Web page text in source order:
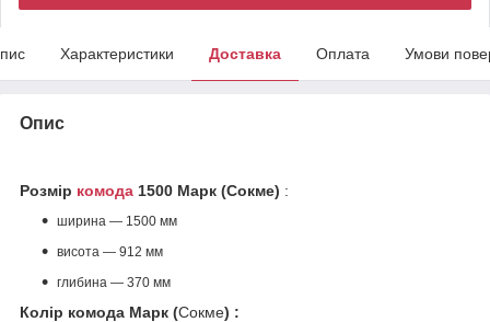
Характеристики Доставка Оплата Умови
Опис
Розмір комода 1500 Марк (Сокме) :
ширина — 1500 мм
висота — 912 мм
глибина — 370 мм
Колір комода Марк (Сокме) :